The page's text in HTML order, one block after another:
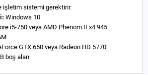
işletim sistemi gerektirir.
Windows 10
i5-750 veya AMD Phenom II x4 945
GTX 650 veya Radeon HD 5770
boş alan